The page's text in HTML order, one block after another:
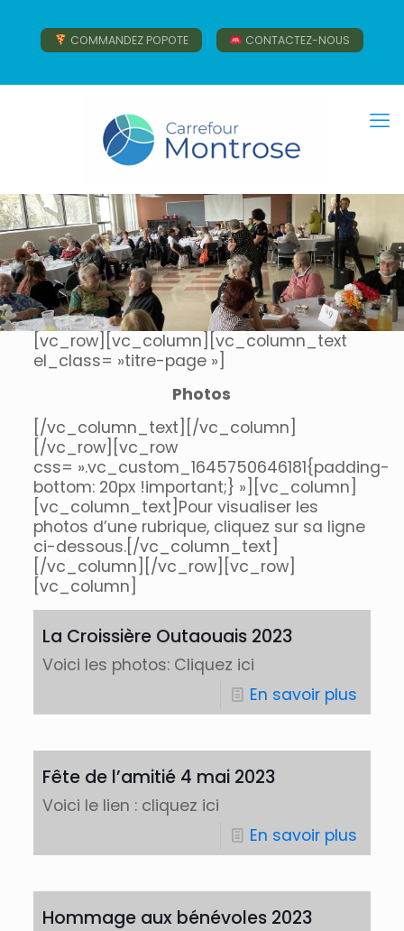
COMMANDEZ POPOTE CONTACTEZ-NOUS
[vc_row][vc_column][vc_column_text
el_class= »titre-page »]
Photos
[/vc_column_text][/vc_column]
[/vc_row][vc_row
css= ».vc_custom_1645750646181{padding-
bottom: 20px !important;} »][vc_column]
[vc_column_text]Pour visualiser les
photos d’une rubrique, cliquez sur sa ligne
ci-dessous.[/vc_column_text]
[/vc_column][/vc_row][vc_row]
[vc_column]
La Croissière Outaouais 2023
Voici les photos: Cliquez ici
En savoir plus
Fête de l’amitié 4 mai 2023
Voici le lien : cliquez ici
En savoir plus
Hommage aux bénévoles 2023